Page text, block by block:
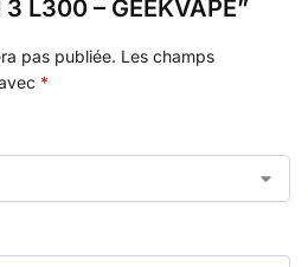
L300 – GEEKVAPE”
pas publiée. Les champs
*